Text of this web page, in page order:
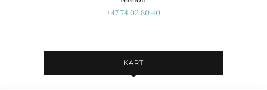
+47 74 02 80 40
KART